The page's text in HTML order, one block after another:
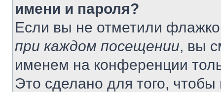
имени и пароля?
Если вы не отметили
при каждом посещении, вы
именем на конференции
Это сделано для того, чтобы